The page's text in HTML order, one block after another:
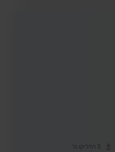
3 הדליקו נר